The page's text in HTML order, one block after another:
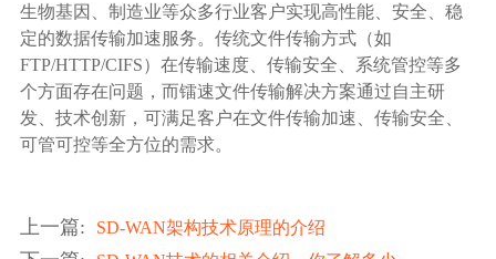
生物基因、制造业等众多行业客户实现高性能、安全、稳
定的数据传输加速服务。传统文件传输方式（如
FTP/HTTP/CIFS）在传输速度、传输安全、系统管控等多
个方面存在问题，而镭速文件传输解决方案通过自主研
发、技术创新，可满足客户在文件传输加速、传输安全、
可管可控等全方位的需求。
上一篇: SD-WAN架构技术原理的介绍